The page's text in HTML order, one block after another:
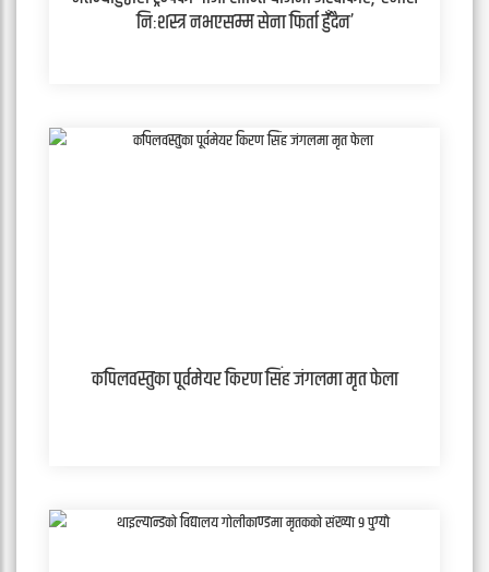
निःशस्त्र नभएसम्म सेना फिर्ता हुँदैन’
कपिलवस्तुका पूर्वमेयर किरण सिंह जंगलमा मृत फेला